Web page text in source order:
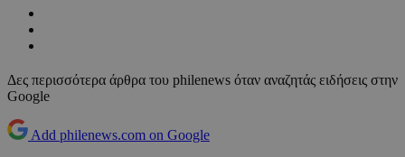
Δες περισσότερα άρθρα του philenews όταν αναζητάς ειδήσεις στην
Google
Add philenews.com on Google